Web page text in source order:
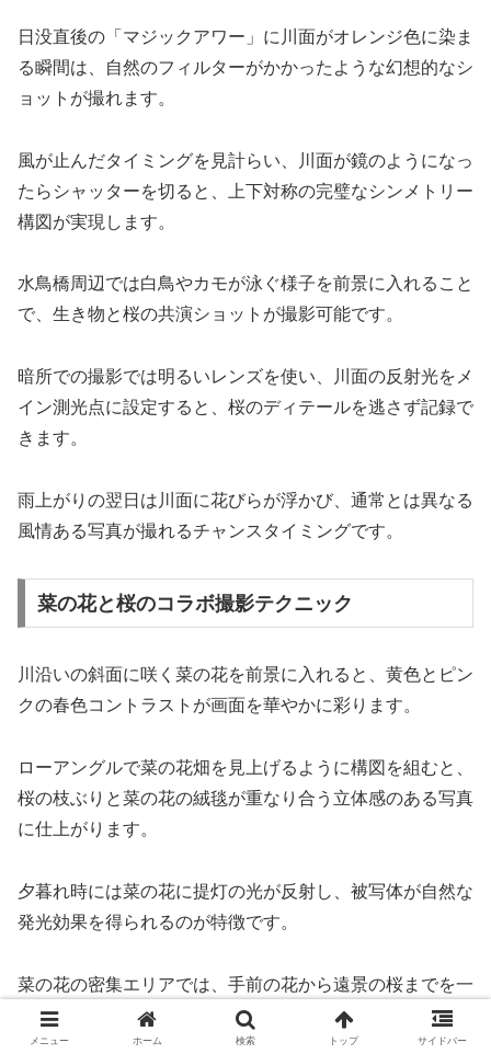
日没直後の「マジックアワー」に川面がオレンジ色に染ま
る瞬間は、自然のフィルターがかかったような幻想的なシ
ョットが撮れます。
風が止んだタイミングを見計らい、川面が鏡のようになっ
たらシャッターを切ると、上下対称の完璧なシンメトリー
構図が実現します。
水鳥橋周辺では白鳥やカモが泳ぐ様子を前景に入れること
で、生き物と桜の共演ショットが撮影可能です。
暗所での撮影では明るいレンズを使い、川面の反射光をメ
イン測光点に設定すると、桜のディテールを逃さず記録で
きます。
雨上がりの翌日は川面に花びらが浮かび、通常とは異なる
風情ある写真が撮れるチャンスタイミングです。
菜の花と桜のコラボ撮影テクニック
川沿いの斜面に咲く菜の花を前景に入れると、黄色とピン
クの春色コントラストが画面を華やかに彩ります。
ローアングルで菜の花畑を見上げるように構図を組むと、
桜の枝ぶりと菜の花の絨毯が重なり合う立体感のある写真
に仕上がります。
夕暮れ時には菜の花に提灯の光が反射し、被写体が自然な
発光効果を得られるのが特徴です。
菜の花の密集エリアでは、手前の花から遠景の桜までを一
気に収めると、画面全体に春のエネルギーがみなぎる構図
が完成します。
メニュー ホーム 検索 トップ サイドバー